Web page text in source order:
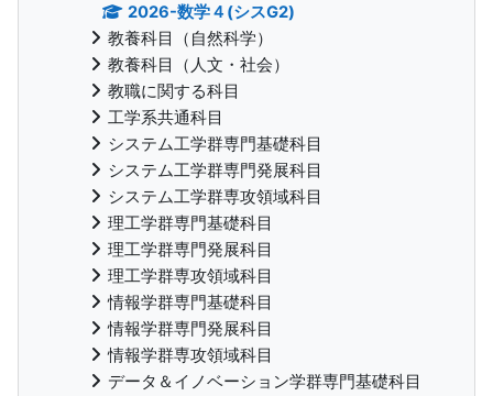
2026-数学４(シスG2)
教養科目（自然科学）
教養科目（人文・社会）
教職に関する科目
工学系共通科目
システム工学群専門基礎科目
システム工学群専門発展科目
システム工学群専攻領域科目
理工学群専門基礎科目
理工学群専門発展科目
理工学群専攻領域科目
情報学群専門基礎科目
情報学群専門発展科目
情報学群専攻領域科目
データ＆イノベーション学群専門基礎科目